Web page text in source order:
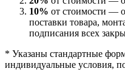
10% от стоимости —
поставки товара,
подписания всех
* Указаны стандартные
индивидуальные условия,